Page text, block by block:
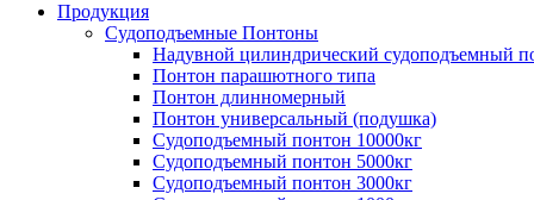
Продукция
Судоподъемные Понтоны
Надувной цилиндрический судоподъемный
Понтон парашютного типа
Понтон длинномерный
Понтон универсальный (подушка)
Судоподъемный понтон 10000кг
Судоподъемный понтон 5000кг
Судоподъемный понтон 3000кг